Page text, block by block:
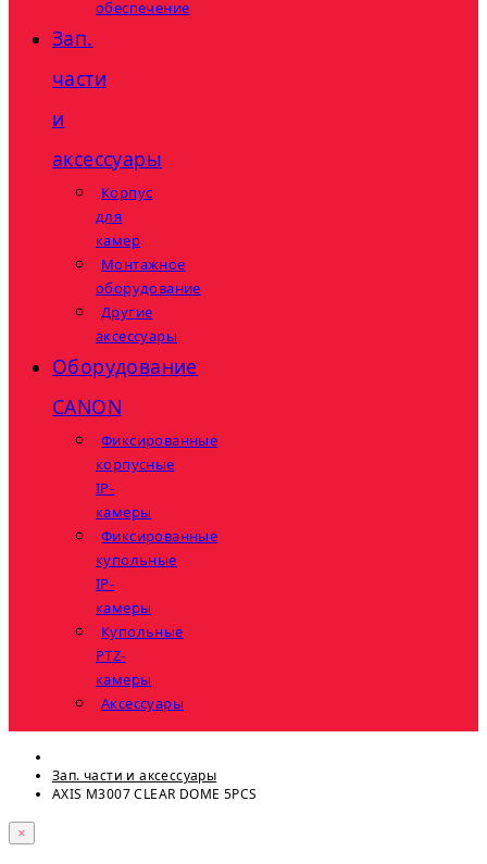
обеспечение
Зап.
части
и
аксессуары
Корпус
для
камер
Монтажное
оборудование
Другие
аксессуары
Оборудование
CANON
Фиксированные
корпусные
IP-
камеры
Фиксированные
купольные
IP-
камеры
Купольные
PTZ-
камеры
Аксессуары
Зап. части и аксессуары
AXIS M3007 CLEAR DOME 5PCS
×